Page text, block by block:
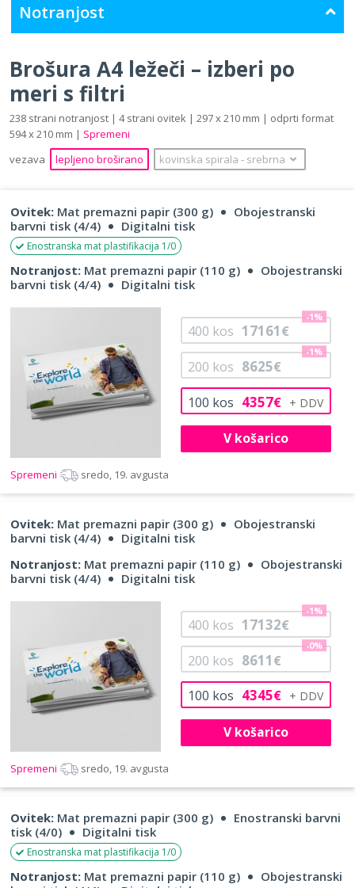
Notranjost
Brošura A4 ležeči – izberi po
meri s filtri
238 strani notranjost | 4 strani ovitek | 297 x 210 mm | odprti format
594 x 210 mm | Spremeni
vezava
lepljeno broširano kovinska spirala ‐ srebrna
Ovitek: Mat premazni papir (300 g)
Obojestranski
barvni tisk (4/4)
Digitalni tisk
Enostranska mat plastifikacija 1/0
Notranjost: Mat premazni papir (110 g)
Obojestranski
barvni tisk (4/4)
Digitalni tisk
100 kos 4357€
200 kos 8625€
-1%
400 kos 17161€
-1%
V košarico
Spremeni sredo, 19. avgusta
Ovitek: Mat premazni papir (300 g)
Obojestranski
barvni tisk (4/4)
Digitalni tisk
Notranjost: Mat premazni papir (110 g)
Obojestranski
barvni tisk (4/4)
Digitalni tisk
100 kos 4345€
200 kos 8611€
-0%
400 kos 17132€
-1%
V košarico
Spremeni sredo, 19. avgusta
Ovitek: Mat premazni papir (300 g)
Enostranski barvni
tisk (4/0)
Digitalni tisk
Enostranska mat plastifikacija 1/0
Notranjost: Mat premazni papir (110 g)
Obojestranski